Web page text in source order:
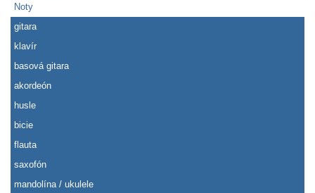
Noty
gitara
klavír
basová gitara
akordeón
husle
bicie
flauta
saxofón
mandolína / ukulele